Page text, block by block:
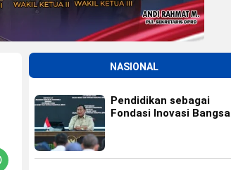
NASIONAL
Pendidikan sebagai
Fondasi Inovasi Bangsa